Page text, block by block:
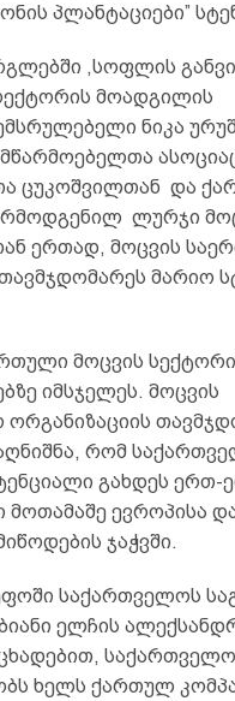
პლანტაციები”
,სოფლის
მოადგილის
ნიკა
ცუკოშვილთან და
ლურჯი
ერთად, მოცვის
მარიო
მოცვის
იმსჯელეს. მოცვის
რომ
გახდეს ერთ-
მოთამაშე ევროპისა
ჯაჭვში.
საქართველოს
ელჩის
ხელს ქართულ